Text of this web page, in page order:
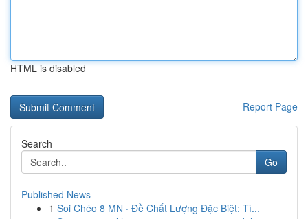
HTML is disabled
Report Page
Search
Go
Published News
1 Soi Chéo 8 MN · Đề Chất Lượng Đặc Biệt: Tì...